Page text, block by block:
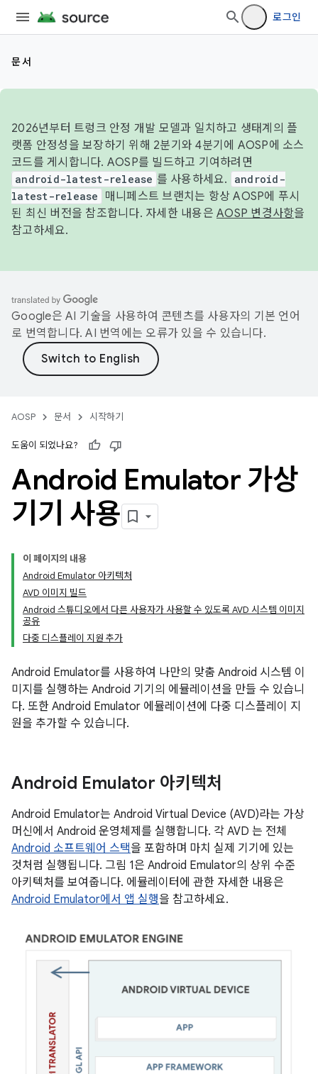
로그인
문서
2026년부터 트렁크 안정 개발 모델과 일치하고 생태계의 플
랫폼 안정성을 보장하기 위해 2분기와 4분기에 AOSP에 소스
코드를 게시합니다. AOSP를 빌드하고 기여하려면
android-latest-release 를 사용하세요.
android-
latest-release
매니페스트 브랜치는 항상 AOSP에 푸시
된 최신 버전을 참조합니다. 자세한 내용은 AOSP 변경사항을
참고하세요.
Google은 AI 기술을 사용하여 콘텐츠를 사용자의 기본 언어
로 번역합니다. AI 번역에는 오류가 있을 수 있습니다.
AOSP 문서 시작하기
도움이 되었나요?
Android Emulator 가상
기기 사용
이 페이지의 내용
Android Emulator 아키텍처
AVD 이미지 빌드
Android 스튜디오에서 다른 사용자가 사용할 수 있도록 AVD 시스템 이미지
공유
다중 디스플레이 지원 추가
Android Emulator를 사용하여 나만의 맞춤 Android 시스템 이
미지를 실행하는 Android 기기의 에뮬레이션을 만들 수 있습니
다. 또한 Android Emulator 에뮬레이션에 다중 디스플레이 지
원을 추가할 수 있습니다.
Android Emulator 아키텍처
Android Emulator는 Android Virtual Device (AVD)라는 가상
머신에서 Android 운영체제를 실행합니다. 각 AVD 는 전체
Android 소프트웨어 스택을 포함하며 마치 실제 기기에 있는
것처럼 실행됩니다. 그림 1은 Android Emulator의 상위 수준
아키텍처를 보여줍니다. 에뮬레이터에 관한 자세한 내용은
Android Emulator에서 앱 실행을 참고하세요.